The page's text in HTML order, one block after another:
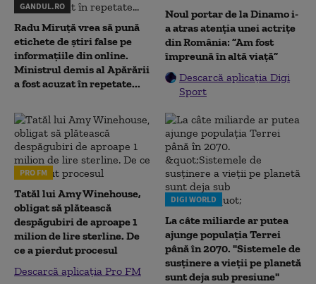
GANDUL.RO
Radu Miruţă vrea să pună
etichete de știri false pe
informațiile din online.
Ministrul demis al Apărării
a fost acuzat în repetate...
Noul portar de la Dinamo i-
a atras atenția unei actrițe
din România: ”Am fost
împreună în altă viață”
Descarcă aplicația Digi
Sport
PRO FM
Tatăl lui Amy Winehouse,
obligat să plătească
despăgubiri de aproape 1
milion de lire sterline. De
ce a pierdut procesul
Descarcă aplicația Pro FM
DIGI WORLD
La câte miliarde ar putea
ajunge populația Terrei
până în 2070. "Sistemele de
susținere a vieții pe planetă
sunt deja sub presiune"